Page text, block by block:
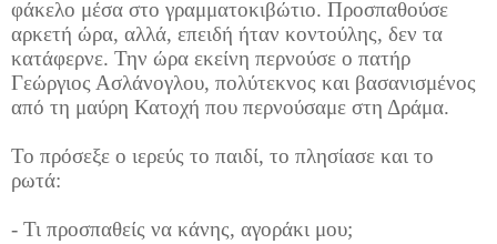
φάκελο μέσα στο γραμματοκιβώτιο. Προσπαθούσε
αρκετή ώρα, αλλά, επειδή ήταν κοντούλης, δεν τα
κατάφερνε. Την ώρα εκείνη περνούσε ο πατήρ
Γεώργιος Ασλάνογλου, πολύτεκνος και βασανισμένος
από τη μαύρη Κατοχή που περνούσαμε στη Δράμα.
Το πρόσεξε ο ιερεύς το παιδί, το πλησίασε και το
ρωτά:
- Τι προσπαθείς να κάνης, αγοράκι μου;